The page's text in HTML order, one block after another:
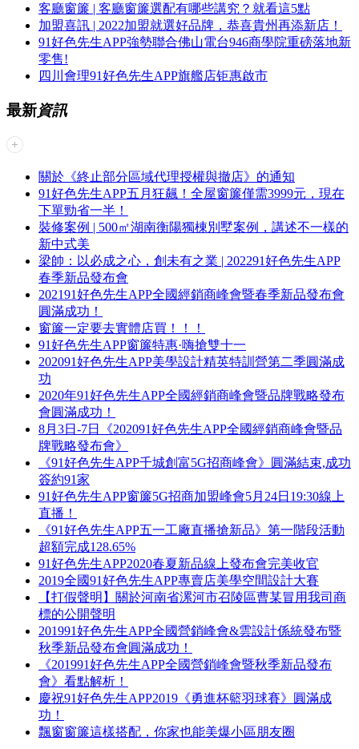
客廳窗簾 | 客廳窗簾選配有哪些講究？就看這5點
加盟喜訊 | 2022加盟就選好品牌，恭喜貴州再添新店！
91好色先生APP強勢聯合佛山電台946商學院重磅落地新
零售!
四川會理91好色先生APP旗艦店钜惠啟市
最新資訊
關於《終止部分區域代理授權與撤店》的通知
91好色先生APP五月狂飆！全屋窗簾僅需3999元，現在
下單勁省一半！
裝修案例 | 500㎡湖南衡陽獨棟別墅案例，講述不一樣的
新中式美
梁帥：以必成之心，創未有之業 | 202291好色先生APP
春季新品發布會
202191好色先生APP全國經銷商峰會暨春季新品發布會
圓滿成功！
窗簾一定要去實體店買！！！
91好色先生APP窗簾特惠·嗨搶雙十一
202091好色先生APP美學設計精英特訓營第二季圓滿成
功
2020年91好色先生APP全國經銷商峰會暨品牌戰略發布
會圓滿成功！
8月3日-7日《202091好色先生APP全國經銷商峰會暨品
牌戰略發布會》
《91好色先生APP千城創富5G招商峰會》圓滿結束,成功
簽約91家
91好色先生APP窗簾5G招商加盟峰會5月24日19:30線上
直播！
《91好色先生APP五一工廠直播搶新品》第一階段活動
超額完成128.65%
91好色先生APP2020春夏新品線上發布會完美收官
2019全國91好色先生APP專賣店美學空間設計大賽
【打假聲明】關於河南省漯河市召陵區曹某冒用我司商
標的公開聲明
201991好色先生APP全國營銷峰會&雲設計係統發布暨
秋季新品發布會圓滿成功！
《201991好色先生APP全國營銷峰會暨秋季新品發布
會》看點解析！
慶祝91好色先生APP2019《勇進杯籃羽球賽》圓滿成
功！
飄窗窗簾這樣搭配，你家也能美爆小區朋友圈